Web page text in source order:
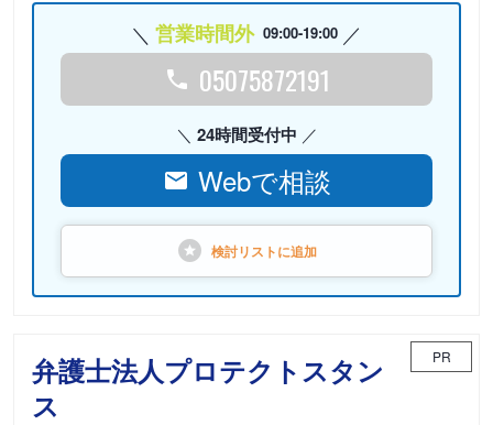
営業時間外 09:00-19:00
05075872191
24時間受付中
Webで相談
検討リストに追加
弁護士法人プロテクトスタン
ス
PR